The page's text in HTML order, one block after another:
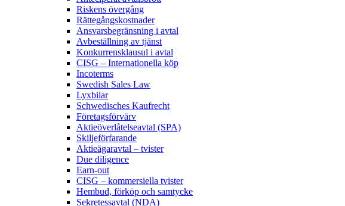
Riskens övergång
Rättegångskostnader
Ansvarsbegränsning i avtal
Avbeställning av tjänst
Konkurrensklausul i avtal
CISG – Internationella köp
Incoterms
Swedish Sales Law
Lyxbilar
Schwedisches Kaufrecht
Företagsförvärv
Aktieöverlåtelseavtal (SPA)
Skiljeförfarande
Aktieägaravtal – tvister
Due diligence
Earn-out
CISG – kommersiella tvister
Hembud, förköp och samtycke
Sekretessavtal (NDA)